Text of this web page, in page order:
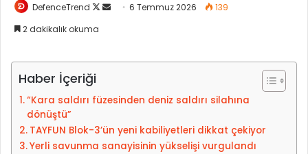
DefenceTrend
X
i o
6 Temmuz 2026
139
2 dakikalık okuma
Haber İçeriği
“Kara saldırı füzesinden deniz saldırı silahına
dönüştü”
TAYFUN Blok-3’ün yeni kabiliyetleri dikkat çekiyor
Yerli savunma sanayisinin yükselişi vurgulandı